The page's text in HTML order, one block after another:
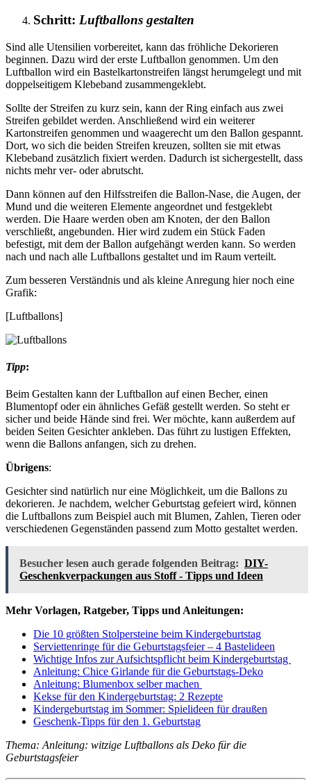
Schritt: Luftballons gestalten
Sind alle Utensilien vorbereitet, kann das fröhliche Dekorieren
beginnen. Dazu wird der erste Luftballon genommen. Um den
Luftballon wird ein Bastelkartonstreifen längst herumgelegt und mit
doppelseitigem Klebeband zusammengeklebt.
Sollte der Streifen zu kurz sein, kann der Ring einfach aus zwei
Streifen gebildet werden. Anschließend wird ein weiterer
Kartonstreifen genommen und waagerecht um den Ballon gespannt.
Dort, wo sich die beiden Streifen kreuzen, sollten sie mit etwas
Klebeband zusätzlich fixiert werden. Dadurch ist sichergestellt, dass
nichts mehr ver- oder abrutscht.
Dann können auf den Hilfsstreifen die Ballon-Nase, die Augen, der
Mund und die weiteren Elemente angeordnet und festgeklebt
werden. Die Haare werden oben am Knoten, der den Ballon
verschließt, angebunden. Hier wird zudem ein Stück Faden
befestigt, mit dem der Ballon aufgehängt werden kann. So werden
nach und nach alle Luftballons gestaltet und im Raum verteilt.
Zum besseren Verständnis und als kleine Anregung hier noch eine
Grafik:
[Luftballons]
Tipp:
Beim Gestalten kann der Luftballon auf einen Becher, einen
Blumentopf oder ein ähnliches Gefäß gestellt werden. So steht er
sicher und beide Hände sind frei. Wer möchte, kann außerdem auf
beiden Seiten Gesichter ankleben. Das führt zu lustigen Effekten,
wenn die Ballons anfangen, sich zu drehen.
Übrigens:
Gesichter sind natürlich nur eine Möglichkeit, um die Ballons zu
dekorieren. Je nachdem, welcher Geburtstag gefeiert wird, können
die Luftballons zum Beispiel auch mit Blumen, Zahlen, Tieren oder
verschiedenen Gegenständen passend zum Motto gestaltet werden.
Besucher lesen auch gerade folgenden Beitrag: DIY-
Geschenkverpackungen aus Stoff - Tipps und Ideen
Mehr Vorlagen, Ratgeber, Tipps und Anleitungen:
Die 10 größten Stolpersteine beim Kindergeburtstag
Serviettenringe für die Geburtstagsfeier – 4 Bastelideen
Wichtige Infos zur Aufsichtspflicht beim Kindergeburtstag
Anleitung: Chice Girlande für die Geburtstags-Deko
Anleitung: Blumenbox selber machen
Kekse für den Kindergeburtstag: 2 Rezepte
Kindergeburtstag im Sommer: Spielideen für draußen
Geschenk-Tipps für den 1. Geburtstag
Thema: Anleitung: witzige Luftballons als Deko für die
Geburtstagsfeier